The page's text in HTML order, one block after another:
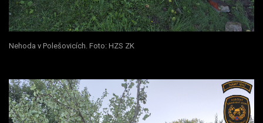
Nehoda v Polešovicích. Foto: HZS ZK